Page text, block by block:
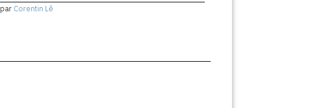
par Corentin Lê